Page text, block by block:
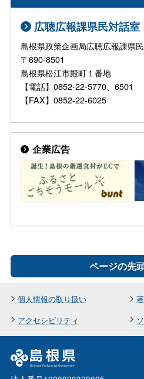
広聴広報課県民対話室
島根県政策企画局広聴広報課県
〒690-8501
島根県松江市殿町１番地
【電話】0852-22-5770、6501
【FAX】0852-22-6025
企業広告
ページの先
個人情報の取り扱い
アクセシビリティ